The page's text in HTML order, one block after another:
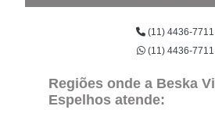
(11) 4436-7711
(11) 4436-7711
Regiões onde a Beska
Espelhos atende: